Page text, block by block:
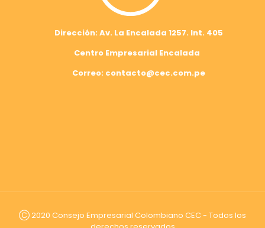
Dirección: Av. La Encalada 1257. Int. 405
Centro Empresarial Encalada
Correo: contacto@cec.com.pe
Ⓒ 2020 Consejo Empresarial Colombiano CEC - Todos los